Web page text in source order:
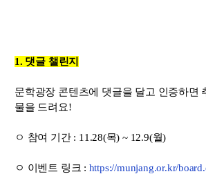
1. 댓글 챌린지
문학광장 콘텐츠에 댓글을 달고 인증하면
물을 드려요!
ㅇ 참여 기간 : 11.28(목) ~ 12.9(월)
ㅇ 이벤트 링크 : https://munjang.or.kr/